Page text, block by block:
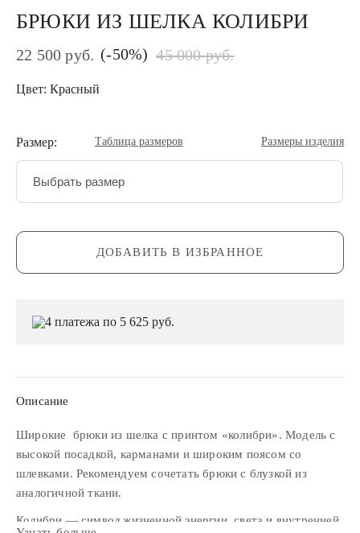
БРЮКИ ИЗ ШЕЛКА КОЛИБРИ
22 500 руб. (-50%) 45 000 руб.
Цвет: Красный
Размер: Таблица размеров Размеры изделия
Выбрать размер
ДОБАВИТЬ В ИЗБРАННОЕ
4 платежа по 5 625 руб.
Описание
Широкие брюки из шелка с принтом «колибри». Модель с
высокой посадкой, карманами и широким поясом со
шлевками. Рекомендуем сочетать брюки с блузкой из
аналогичной ткани.
Колибри — символ жизненной энергии, света и внутренней